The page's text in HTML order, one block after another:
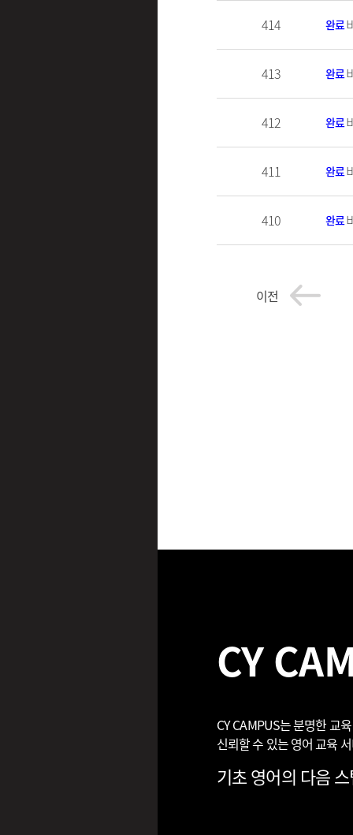
414 완료
413 완료
412 완료
411 완료
410 완료
이전
CY
CY CAMPUS는 분명한 교
신뢰할 수 있는 영어 교육
기초 영어의 다음